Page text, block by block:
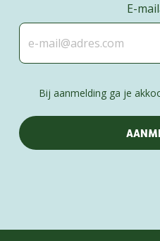
E-
Bij aanmelding ga je